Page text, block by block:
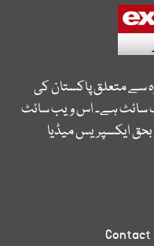
سے متعلق پاکستان کی
سائٹ ہے۔ اس ویب سائٹ
ایکسپریس میڈیا
Contact